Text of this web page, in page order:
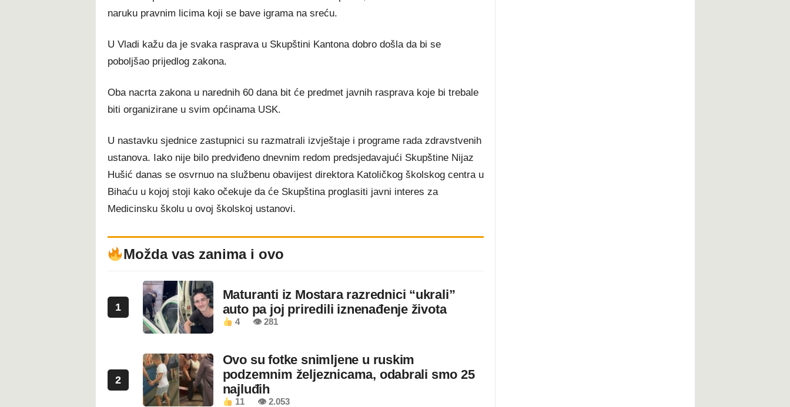
naruku pravnim licima koji se bave igrama na sreću.
U Vladi kažu da je svaka rasprava u Skupštini Kantona dobro došla da bi se
poboljšao prijedlog zakona.
Oba nacrta zakona u narednih 60 dana bit će predmet javnih rasprava koje bi trebale
biti organizirane u svim općinama USK.
U nastavku sjednice zastupnici su razmatrali izvještaje i programe rada zdravstvenih
ustanova. Iako nije bilo predviđeno dnevnim redom predsjedavajući Skupštine Nijaz
Hušić danas se osvrnuo na službenu obavijest direktora Katoličkog školskog centra u
Bihaću u kojoj stoji kako očekuje da će Skupština proglasiti javni interes za
Medicinsku školu u ovoj školskoj ustanovi.
Možda vas zanima i ovo
1
Maturanti iz Mostara razrednici “ukrali”
auto pa joj priredili iznenađenje života
4 👁 281
2
Ovo su fotke snimljene u ruskim
podzemnim željeznicama, odabrali smo 25
najluđih
11 👁 2.053